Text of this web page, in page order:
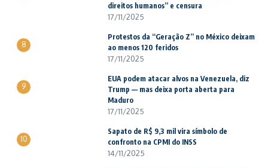
direitos humanos” e censura
17/11/2025
8
Protestos da “Geração Z” no México deixam
ao menos 120 feridos
17/11/2025
9
EUA podem atacar alvos na Venezuela, diz
Trump — mas deixa porta aberta para
Maduro
17/11/2025
10
Sapato de R$ 9,3 mil vira símbolo de
confronto na CPMI do INSS
14/11/2025